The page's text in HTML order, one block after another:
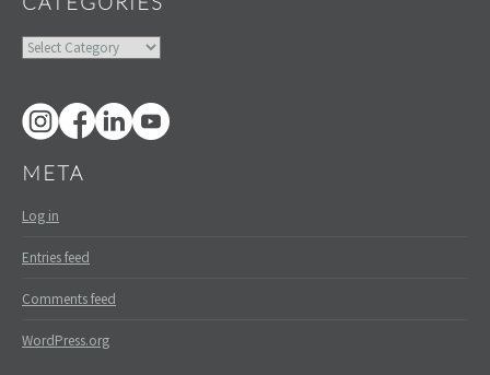
Categories
META
Log in
Entries feed
Comments feed
WordPress.org